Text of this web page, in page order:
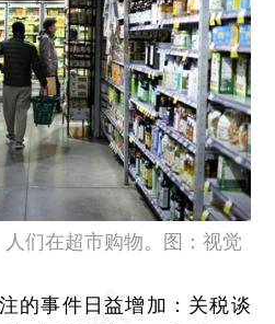
们在超市购物。图：视觉
事件日益增加：关税谈